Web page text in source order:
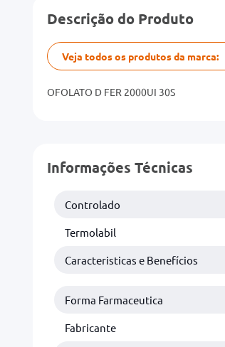
Descrição do Produto
Veja todos os produtos da marca:
OFOLATO D FER 2000UI 30S
Informações Técnicas
Controlado
Termolabil
Caracteristicas e Benefícios
Forma Farmaceutica
Fabricante